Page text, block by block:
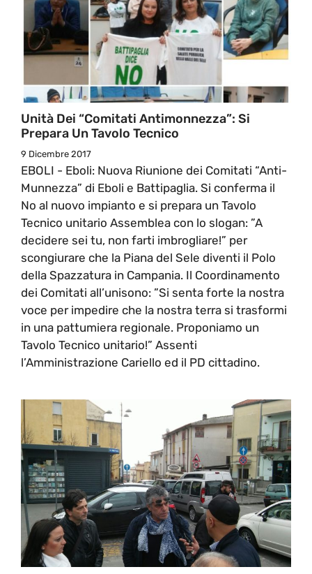
Unità Dei “Comitati Antimonnezza”: Si
Prepara Un Tavolo Tecnico
9 Dicembre 2017
EBOLI - Eboli: Nuova Riunione dei Comitati “Anti-
Munnezza” di Eboli e Battipaglia. Si conferma il
No al nuovo impianto e si prepara un Tavolo
Tecnico unitario Assemblea con lo slogan: ”A
decidere sei tu, non farti imbrogliare!” per
scongiurare che la Piana del Sele diventi il Polo
della Spazzatura in Campania. Il Coordinamento
dei Comitati all’unisono: ”Si senta forte la nostra
voce per impedire che la nostra terra si trasformi
in una pattumiera regionale. Proponiamo un
Tavolo Tecnico unitario!” Assenti
l’Amministrazione Cariello ed il PD cittadino.